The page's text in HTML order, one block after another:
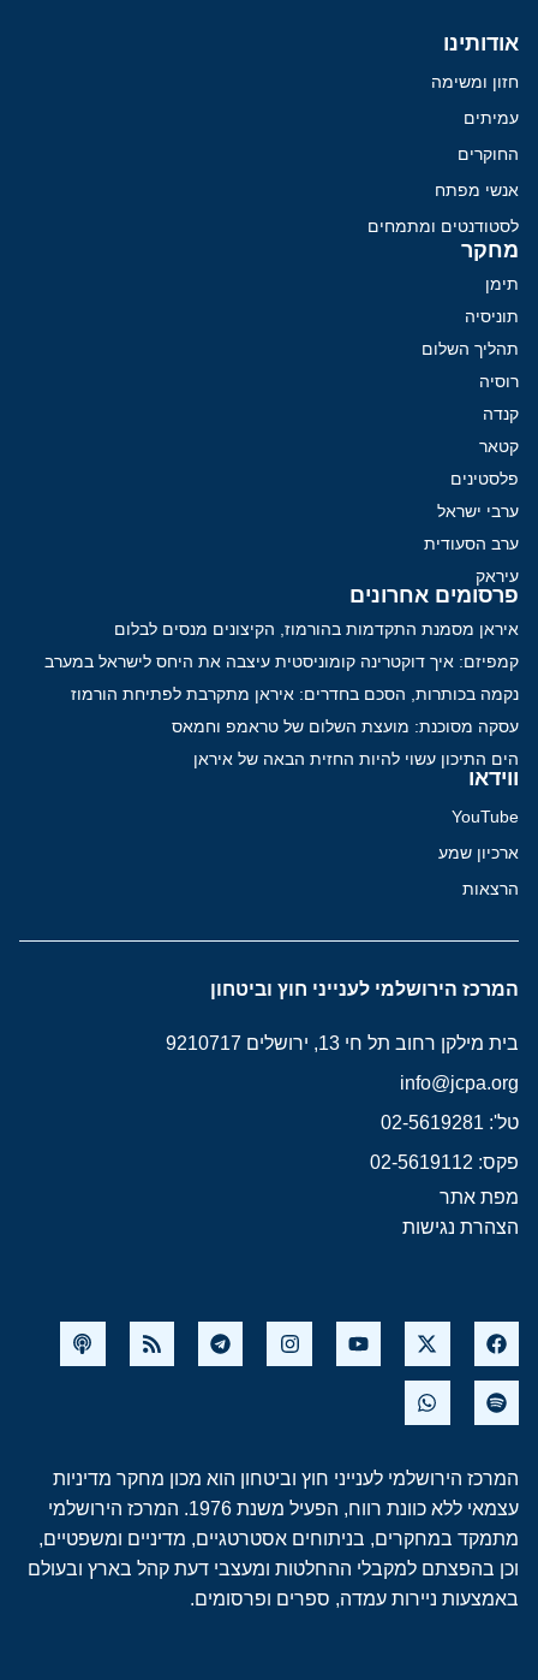
אודותינו
חזון ומשימה
עמיתים
החוקרים
אנשי מפתח
לסטודנטים ומתמחים
מחקר
תימן
תוניסיה
תהליך השלום
רוסיה
קנדה
קטאר
פלסטינים
ערבי ישראל
ערב הסעודית
עיראק
פרסומים אחרונים
איראן מסמנת התקדמות בהורמוז, הקיצונים מנסים לבלום
קמפיזם: איך דוקטרינה קומוניסטית עיצבה את היחס לישראל במערב
נקמה בכותרות, הסכם בחדרים: איראן מתקרבת לפתיחת הורמוז
עסקה מסוכנת: מועצת השלום של טראמפ וחמאס
הים התיכון עשוי להיות החזית הבאה של איראן
ווידאו
YouTube
ארכיון שמע
הרצאות
המרכז הירושלמי לענייני חוץ וביטחון
בית מילקן רחוב תל חי 13, ירושלים 9210717
info@jcpa.org
טל': 02-5619281
פקס: 02-5619112
מפת אתר
הצהרת נגישות
המרכז הירושלמי לענייני חוץ וביטחון הוא מכון מחקר מדיניות
עצמאי ללא כוונת רווח, הפעיל משנת 1976. המרכז הירושלמי
מתמקד במחקרים, בניתוחים אסטרטגיים, מדיניים ומשפטיים,
וכן בהפצתם למקבלי ההחלטות ומעצבי דעת קהל בארץ ובעולם
באמצעות ניירות עמדה, ספרים ופרסומים.